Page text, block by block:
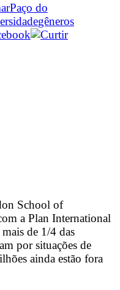
Paço do
gêneros
School of
a Plan International
mais de 1/4 das
por situações de
ainda estão fora